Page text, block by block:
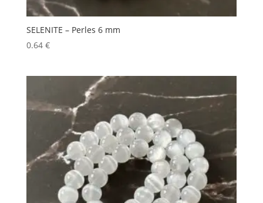
SELENITE – Perles 6 mm
0.64 €